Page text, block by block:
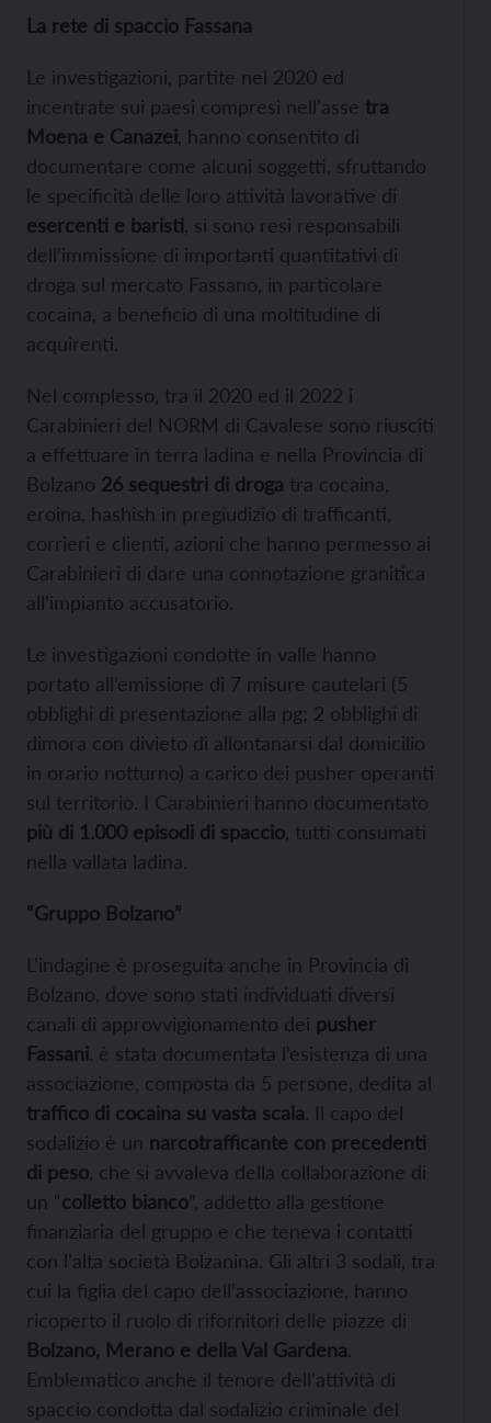
La rete di spaccio Fassana
Le investigazioni, partite nel 2020 ed
incentrate sui paesi compresi nell’asse tra
Moena e Canazei , hanno consentito di
documentare come alcuni soggetti, sfruttando
le specificità delle loro attività lavorative di
esercenti e baristi , si sono resi responsabili
dell’immissione di importanti quantitativi di
droga sul mercato Fassano, in particolare
cocaina, a beneficio di una moltitudine di
acquirenti.
Nel complesso, tra il 2020 ed il 2022 i
Carabinieri del NORM di Cavalese sono riusciti
a effettuare in terra ladina e nella Provincia di
Bolzano 26 sequestri di droga tra cocaina,
eroina, hashish in pregiudizio di trafficanti,
corrieri e clienti, azioni che hanno permesso ai
Carabinieri di dare una connotazione granitica
all’impianto accusatorio.
Le investigazioni condotte in valle hanno
portato all’emissione di 7 misure cautelari (5
obblighi di presentazione alla pg; 2 obblighi di
dimora con divieto di allontanarsi dal domicilio
in orario notturno) a carico dei pusher operanti
sul territorio. I Carabinieri hanno documentato
più di 1.000 episodi di spaccio , tutti consumati
nella vallata ladina.
“Gruppo Bolzano”
L’indagine è proseguita anche in Provincia di
Bolzano, dove sono stati individuati diversi
canali di approvvigionamento dei pusher
Fassani. è stata documentata l’esistenza di una
associazione, composta da 5 persone, dedita al
traffico di cocaina su vasta scala. Il capo del
sodalizio è un narcotrafficante con precedenti
di peso , che si avvaleva della collaborazione di
un “colletto bianco”, addetto alla gestione
finanziaria del gruppo e che teneva i contatti
con l’alta società Bolzanina. Gli altri 3 sodali, tra
cui la figlia del capo dell’associazione, hanno
ricoperto il ruolo di rifornitori delle piazze di
Bolzano, Merano e della Val Gardena.
Emblematico anche il tenore dell’attività di
spaccio condotta dal sodalizio criminale del